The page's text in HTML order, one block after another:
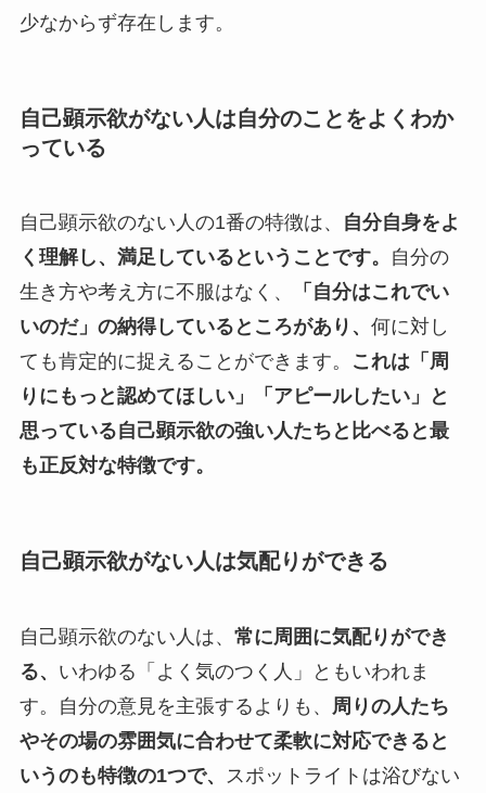
少なからず存在します。
自己顕示欲がない人は自分のことをよくわか
っている
自己顕示欲のない人の1番の特徴は、
自分自身をよ
く理解し、満足しているということです。
自分の
生き方や考え方に不服はなく、
「自分はこれでい
いのだ」の納得しているところがあり、 何に対し
ても肯定的に捉えることができます。
これは「周
りにもっと認めてほしい」「アピールしたい」と
思っている自己顕示欲の強い人たちと比べると最
も正反対な特徴です。
自己顕示欲がない人は気配りができる
自己顕示欲のない人は、 常に周囲に気配りができ
る、 いわゆる「よく気のつく人」ともいわれま
す。自分の意見を主張するよりも、
周りの人たち
やその場の雰囲気に合わせて柔軟に対応できると
いうのも特徴の1つで、
スポットライトは浴びない